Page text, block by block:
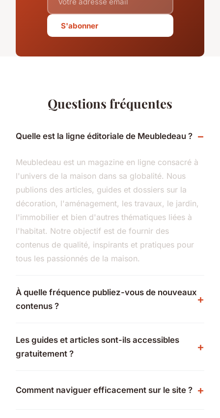
S'abonner
Questions fréquentes
Quelle est la ligne éditoriale de Meubledeau ?
Meubledeau est un magazine en ligne consacré à
l'univers de la maison dans sa globalité. Nous
publions des articles, guides et dossiers sur la
décoration, l'aménagement, les travaux, le jardin,
l'immobilier et bien d'autres thématiques liées à
l'habitat. Notre objectif est de fournir des
contenus de qualité, inspirants et pratiques pour
tous les passionnés de la maison.
À quelle fréquence publiez-vous de nouveaux
contenus ?
Les guides et articles sont-ils accessibles
gratuitement ?
Comment naviguer efficacement sur le site ?